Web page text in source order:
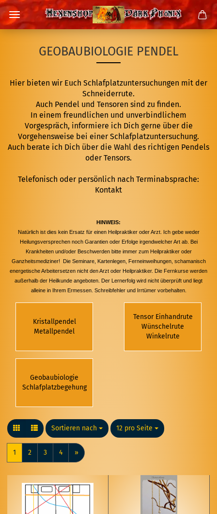
GEOBAUBIOLOGIE PENDEL
Hier bieten wir Euch Schlafplatzuntersuchungen mit der
Schneiderrute.
Auch Pendel und Tensoren sind zu finden.
In einem freundlichen und unverbindlichem
Vorgespräch, informiere ich Dich gerne über die
Vorgehensweise bei einer Schlafplatzuntersuchung.
Auch berate ich Dich über die Wahl des richtigen Pendels
oder Tensors.
Telefonisch oder persönlich nach Terminabsprache:
Kontakt
HINWEIS:
Natürlich ist dies kein Ersatz für einen Heilpraktiker oder Arzt. Ich gebe weder
Heilungsversprechen noch Garantien oder Erfolge irgendwelcher Art ab. Bei
Krankheiten und/oder Beschwerden bitte immer zum Heilpraktiker oder
Ganzheitsmediziner!
Die Seminare, Kartenlegen, Ferneinweihungen, schamanisch
energetische Arbeitersetzen nicht den Arzt oder Heilpraktiker. Die Fernkurse werden
außerhalb der Heilkunde angeboten. Der Lernerfolg wird nicht überprüft und liegt
alleine in Ihrem Ermessen. Schreibfehler und Irrtümer vorbehalten.
Kristallpendel
Metallpendel
Tensor Einhandrute
Wünschelrute
Winkelrute
Geobaubiologie
Schlafplatzbegehung
Sortieren nach
Sortieren nach 12 pro Seite
pro Seite
1 2 3 4 »